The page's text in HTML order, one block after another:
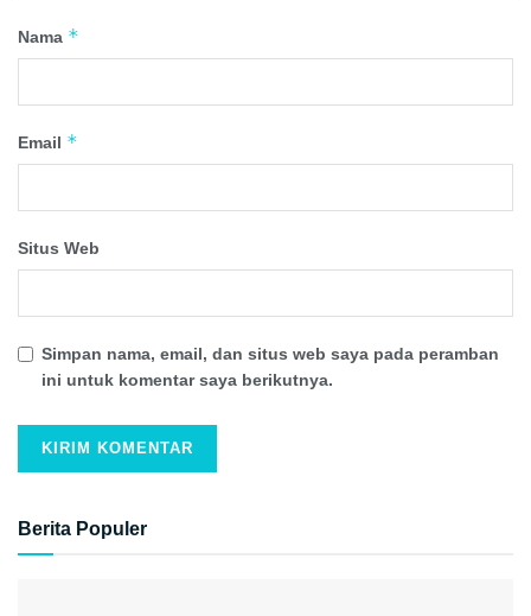
Nama *
Email *
Situs Web
Simpan nama, email, dan situs web saya pada peramban
ini untuk komentar saya berikutnya.
Berita Populer